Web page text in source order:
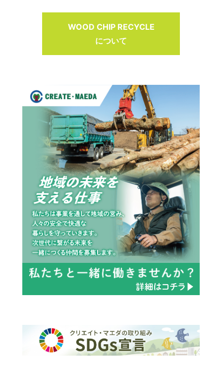
WOOD CHIP RECYCLE
について